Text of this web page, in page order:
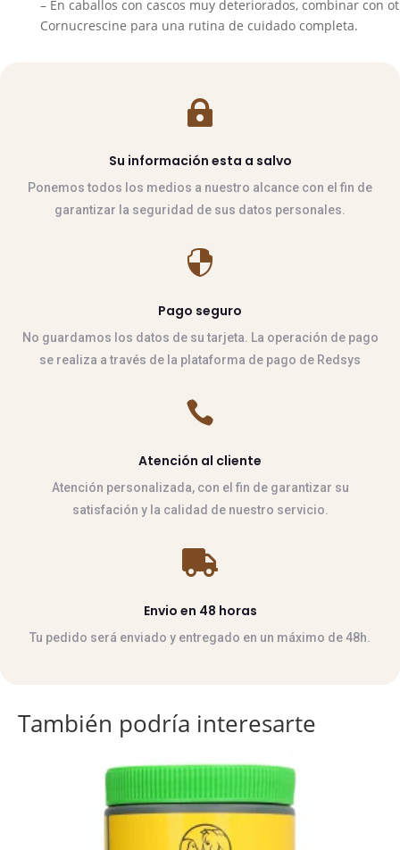
– En caballos con cascos muy deteriorados, combinar con
Cornucrescine para una rutina de cuidado completa.

Su información esta a salvo
Ponemos todos los medios a nuestro alcance con el fin de
garantizar la seguridad de sus datos personales.

Pago seguro
No guardamos los datos de su tarjeta. La operación de pago
se realiza a través de la plataforma de pago de Redsys

Atención al cliente
Atención personalizada, con el fin de garantizar su
satisfación y la calidad de nuestro servicio.

Envio en 48 horas
Tu pedido será enviado y entregado en un máximo de 48h.
También podría interesarte